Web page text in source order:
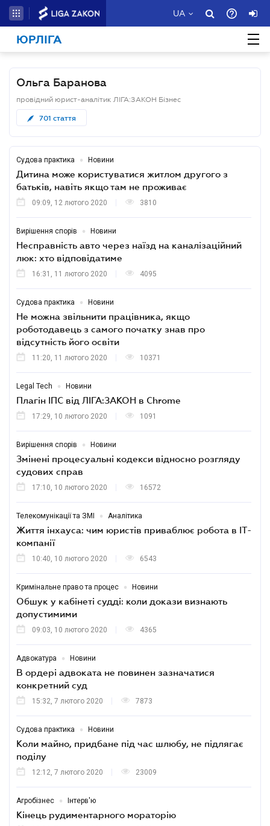
UA
ЮРЛІГА
Ольга Баранова
провідний юрист-аналітик ЛІГА:ЗАКОН Бізнес
701 стаття
Судова практика • Новини
Дитина може користуватися житлом другого з
батьків, навіть якщо там не проживає
09:09, 12 лютого 2020 3810
Вирішення спорів • Новини
Несправність авто через наїзд на каналізаційний
люк: хто відповідатиме
16:31, 11 лютого 2020 4095
Судова практика • Новини
Не можна звільнити працівника, якщо
роботодавець з самого початку знав про
відсутність його освіти
11:20, 11 лютого 2020 10371
Legal Tech • Новини
Плагін ІПС від ЛІГА:ЗАКОН в Chrome
17:29, 10 лютого 2020 1091
Вирішення спорів • Новини
Змінені процесуальні кодекси відносно розгляду
судових справ
17:10, 10 лютого 2020 16572
Телекомунікації та ЗМІ • Аналітика
Життя інхауса: чим юристів приваблює робота в ІТ-
компанії
10:40, 10 лютого 2020 6543
Кримінальне право та процес • Новини
Обшук у кабінеті судді: коли докази визнають
допустимими
09:03, 10 лютого 2020 4365
Адвокатура • Новини
В ордері адвоката не повинен зазначатися
конкретний суд
15:32, 7 лютого 2020 7873
Судова практика • Новини
Коли майно, придбане під час шлюбу, не підлягає
поділу
12:12, 7 лютого 2020 23009
Агробізнес • Інтерв'ю
Кінець рудиментарного мораторію